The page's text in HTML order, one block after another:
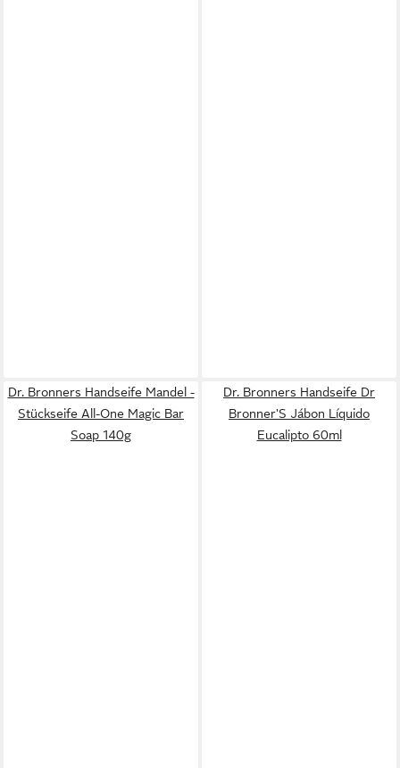
Dr. Bronners Handseife Mandel -
Stückseife All-One Magic Bar
Soap 140g
Dr. Bronners Handseife Dr
Bronner'S Jábon Líquido
Eucalipto 60ml